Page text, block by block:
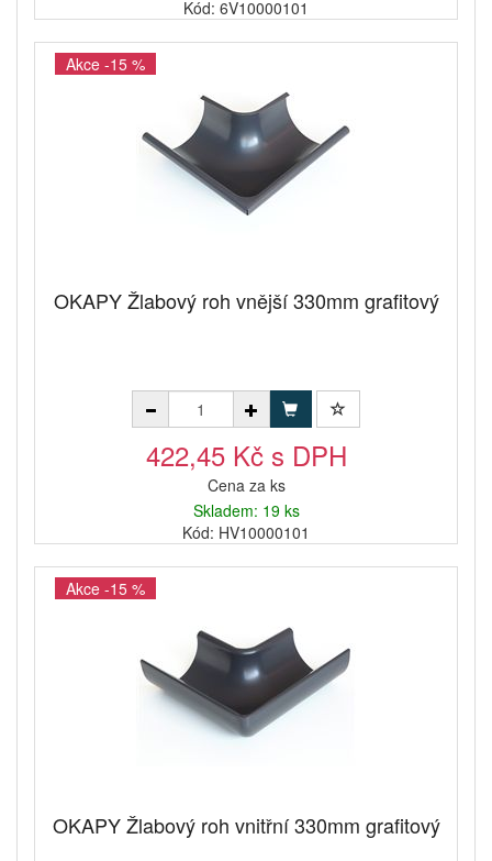
Kód: 6V10000101
Akce -15 %
OKAPY Žlabový roh vnější 330mm grafitový
422,45 Kč s DPH
Cena za ks
Skladem: 19 ks
Kód: HV10000101
Akce -15 %
OKAPY Žlabový roh vnitřní 330mm grafitový